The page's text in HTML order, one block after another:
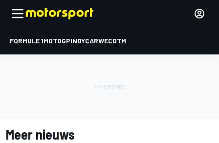
FORMULE 1MOTOGPINDYCARWECDTM
Meer nieuws